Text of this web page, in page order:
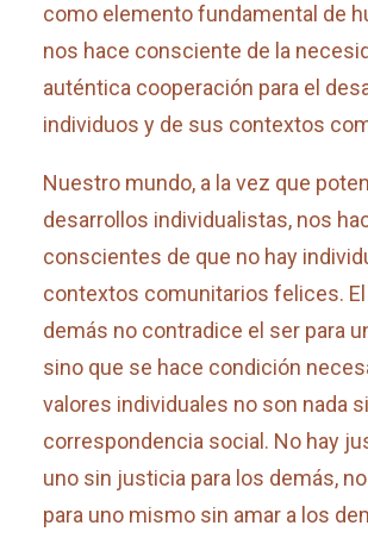
como elemento fundamental de
nos hace consciente de la
auténtica cooperación para el
individuos y de sus contextos
Nuestro mundo, a la vez que
desarrollos individualistas, nos
conscientes de que no hay
contextos comunitarios felices. El
demás no contradice el ser para
sino que se hace condición
valores individuales no son nada
correspondencia social. No hay
uno sin justicia para los demás,
para uno mismo sin amar a los